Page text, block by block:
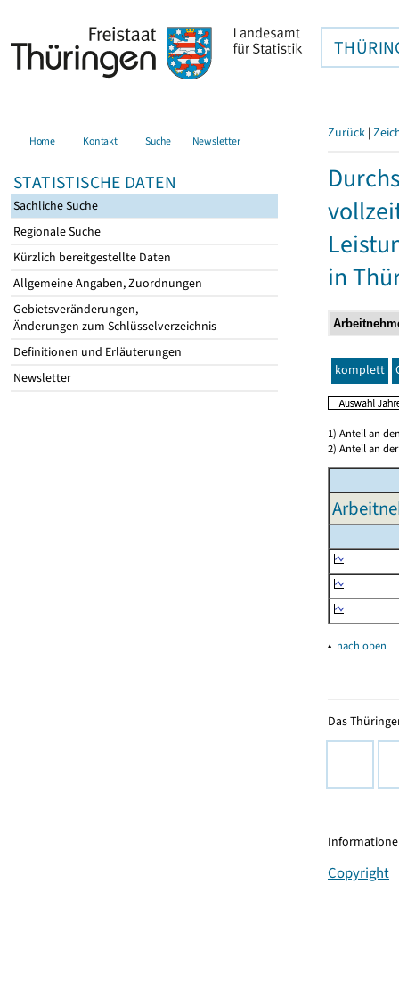
Home Kontakt Suche Newsletter
STATISTISCHE DATEN
Sachliche Suche
Regionale Suche
Kürzlich bereitgestellte Daten
Allgemeine Angaben, Zuordnungen
Gebietsveränderungen,
Änderungen zum Schlüsselverzeichnis
Definitionen und Erläuterungen
Newsletter
Zurück |
in
komplett
1) Anteil an
2) Anteil an
▴ nach oben
Das
Copyright